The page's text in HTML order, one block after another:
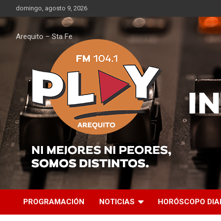
al
contenido
domingo, agosto 9, 2026
Arequito – Sta Fe
PROGRAMACIÓN NOTICIAS HORÓSCOPO